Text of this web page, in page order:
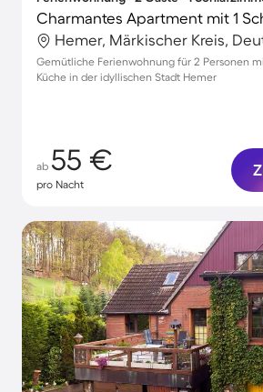
Hemer, Märkischer Kreis,
Gemütliche Ferienwohnung für 2 Personen
Küche in der idyllischen Stadt Hemer
ab 55 €
pro Nacht